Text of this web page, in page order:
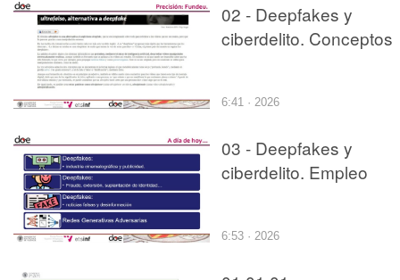
02 - Deepfakes y
ciberdelito. Conceptos
6:41 · 2026
03 - Deepfakes y
ciberdelito. Empleo
6:53 · 2026